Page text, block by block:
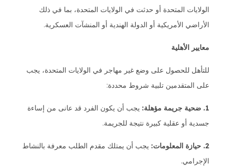
الولايات المتحدة أو حدثت في الولايات المتحدة، بما في ذلك
الأراضي الأمريكية أو الدولة الهندية أو المنشآت العسكرية.
معايير الأهلية
للتأهل للحصول على وضع غير مهاجر في الولايات المتحدة، يجب
على المتقدمين تلبية شروط محددة:
1. ضحية جريمة مؤهلة:
يجب أن يكون الفرد قد عانى من إساءة
جسدية أو عقلية كبيرة نتيجة للجريمة.
2. حيازة المعلومات:
يجب أن يمتلك مقدم الطلب معرفة بالنشاط
الإجرامي.